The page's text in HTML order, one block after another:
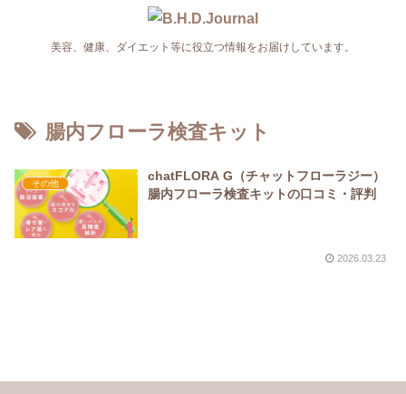
美容、健康、ダイエット等に役立つ情報をお届けしています。
腸内フローラ検査キット
その他
chatFLORA G（チャットフローラジー）
腸内フローラ検査キットの口コミ・評判
2026.03.23